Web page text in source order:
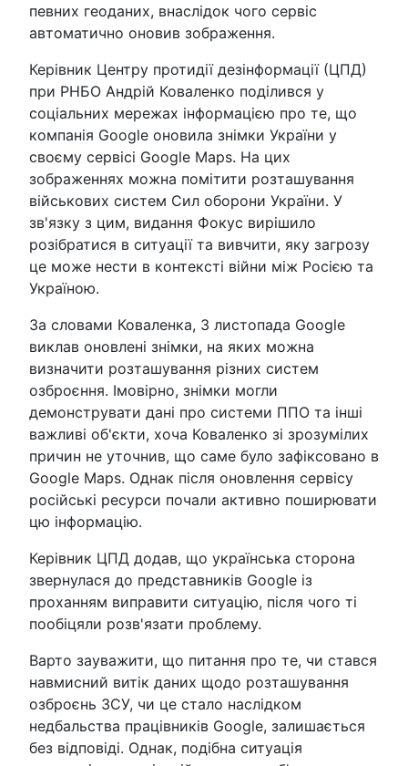
певних геоданих, внаслідок чого сервіс
автоматично оновив зображення.
Керівник Центру протидії дезінформації (ЦПД)
при РНБО Андрій Коваленко поділився у
соціальних мережах інформацією про те, що
компанія Google оновила знімки України у
своєму сервісі Google Maps. На цих
зображеннях можна помітити розташування
військових систем Сил оборони України. У
зв'язку з цим, видання Фокус вирішило
розібратися в ситуації та вивчити, яку загрозу
це може нести в контексті війни між Росією та
Україною.
За словами Коваленка, 3 листопада Google
виклав оновлені знімки, на яких можна
визначити розташування різних систем
озброєння. Імовірно, знімки могли
демонструвати дані про системи ППО та інші
важливі об'єкти, хоча Коваленко зі зрозумілих
причин не уточнив, що саме було зафіксовано в
Google Maps. Однак після оновлення сервісу
російські ресурси почали активно поширювати
цю інформацію.
Керівник ЦПД додав, що українська сторона
звернулася до представників Google із
проханням виправити ситуацію, після чого ті
пообіцяли розв'язати проблему.
Варто зауважити, що питання про те, чи стався
навмисний витік даних щодо розташування
озброєнь ЗСУ, чи це стало наслідком
недбальства працівників Google, залишається
без відповіді. Однак, подібна ситуація